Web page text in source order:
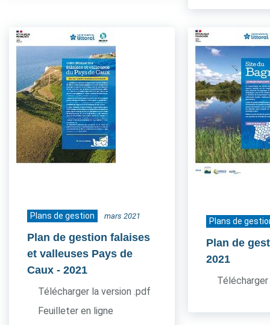
Plans de gestion mars 2021
Plan de gestion falaises
et valleuses Pays de
Caux - 2021
Télécharger la version .pdf
Feuilleter en ligne
Plans de
Plan de
2021